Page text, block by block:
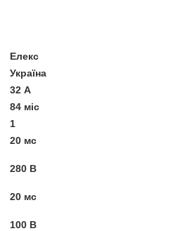
Елекс
Україна
32 А
84 міс
1
20 мс
280 В
20 мс
100 В